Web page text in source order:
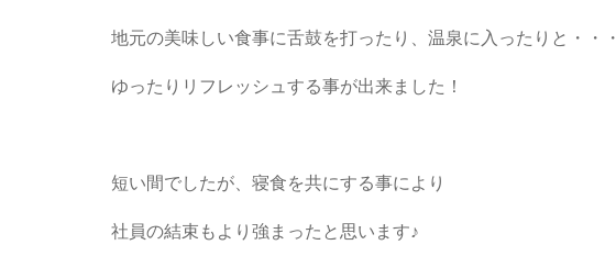
地元の美味しい食事に舌鼓を打ったり、温泉に入ったりと・・・
ゆったりリフレッシュする事が出来ました！
短い間でしたが、寝食を共にする事により
社員の結束もより強まったと思います♪